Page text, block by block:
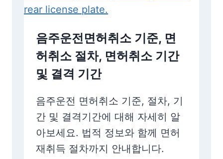
음주운전면허취소 기준, 면
허취소 절차, 면허취소 기간
및 결격 기간
음주운전 면허취소 기준, 절차, 기
간 및 결격기간에 대해 자세히 알
아보세요. 법적 정보와 함께 면허
재취득 절차까지 안내합니다.